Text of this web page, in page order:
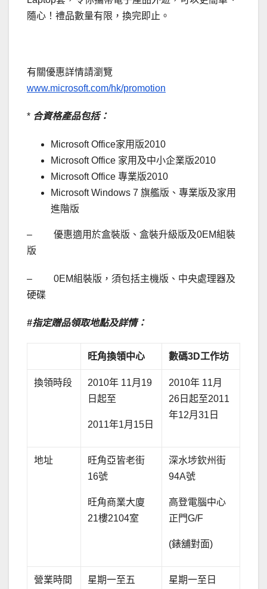
隨心！禮品數量有限，換完即止。
有關優惠詳情請瀏覽
www.microsoft.com/hk/promotion
* 合資格產品包括：
Microsoft Office家用版2010
Microsoft Office 家用及中小企業版2010
Microsoft Office 專業版2010
Microsoft Windows 7 旗艦版、專業版及家用
進階版
– 優惠適用於盒裝版、盒裝升級版及0EM組裝
版
– 0EM組裝版，須包括主機版、中央處理器及
硬碟
#指定贈品領取地點及詳情：
旺角換領中心 數碼3D工作坊
換領時段
2010年 11月19
日起至
2011年1月15日
2010年 11月
26日起至2011
年12月31日
地址
旺角亞皆老街
16號
旺角商業大廈
21樓2104室
深水埗欽州街
94A號
高登電腦中心
正門G/F
(錶舖對面)
營業時間 星期一至五 星期一至日